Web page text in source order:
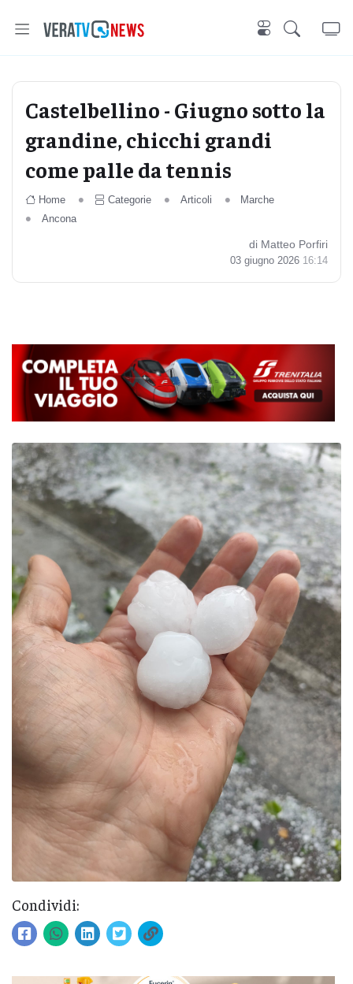
Castelbellino - Giugno sotto la
grandine, chicchi grandi
come palle da tennis
Home Categorie Articoli
Marche
Ancona
di Matteo Porfiri
03 giugno 2026 16:14
Condividi: